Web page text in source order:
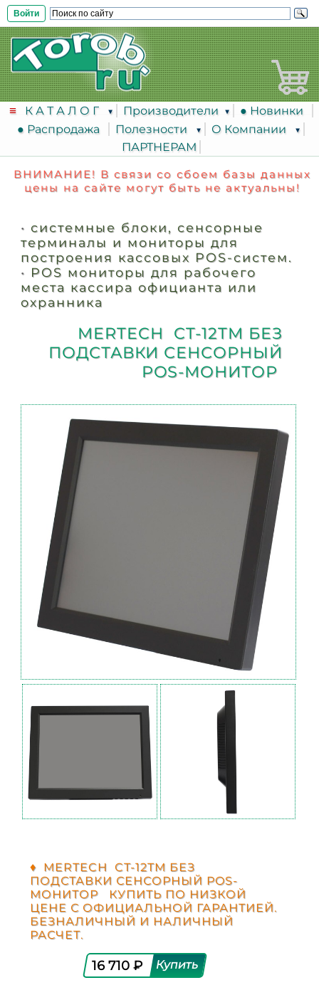
Войти
К А Т А Л О Г Производители
● Новинки
● Распродажа
Полезности
О Компании
ПАРТНЕРАМ
ВНИМАНИЕ! В связи со сбоем базы данных
цены на сайте могут быть не актуальны!
• системные блоки, сенсорные
терминалы и мониторы для
построения кассовых POS-систем.
• POS мониторы для рабочего
места кассира официанта или
охранника
MERTECH CT-12TM БЕЗ
ПОДСТАВКИ СЕНСОРНЫЙ
POS-МОНИТОР
♦ MERTECH CT-12TM БЕЗ
ПОДСТАВКИ СЕНСОРНЫЙ POS-
МОНИТОР КУПИТЬ ПО НИЗКОЙ
ЦЕНЕ С ОФИЦИАЛЬНОЙ ГАРАНТИЕЙ.
БЕЗНАЛИЧНЫЙ И НАЛИЧНЫЙ
РАСЧЕТ.
16 710 ₽